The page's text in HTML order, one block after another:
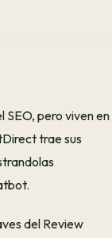
SEO, pero viven en
trae sus
del Review